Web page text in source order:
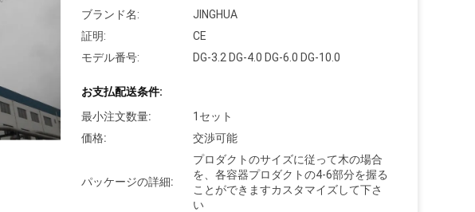
ブランド名:
JINGHUA
証明:
CE
モデル番号:
DG-3.2 DG-4.0 DG-6.0 DG-10.0
お支払配送条件:
最小注文数量:
1セット
価格:
交渉可能
パッケージの詳細:
プロダクトのサイズに従って木の場合
を、各容器プロダクトの4-6部分を握る
ことができますカスタマイズして下さ
い